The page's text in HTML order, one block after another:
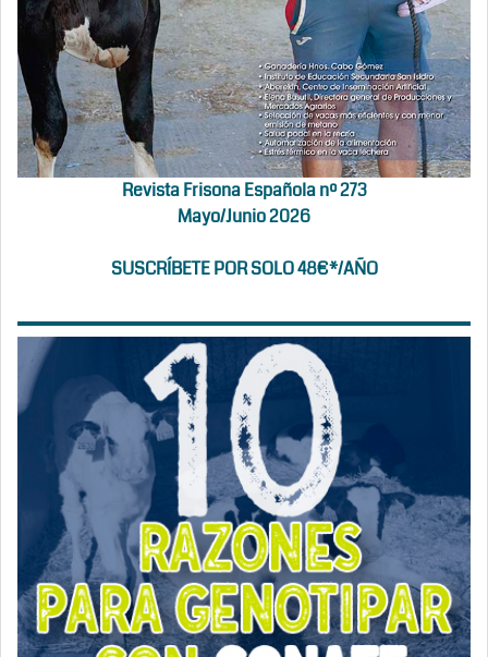
Revista Frisona Española nº 273
Mayo/Junio 2026
SUSCRÍBETE POR SOLO 48€*/AÑO